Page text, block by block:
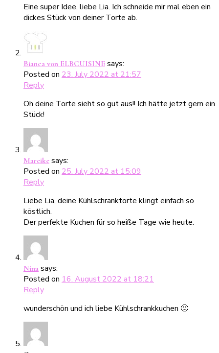
Eine super Idee, liebe Lia. Ich schneide mir mal eben ein
dickes Stück von deiner Torte ab.
Bianca von ELBCUISINE says:
Posted on 23. July 2022 at 21:57
Reply
Oh deine Torte sieht so gut aus!! Ich hätte jetzt gern ein
Stück!
Mareike says:
Posted on 25. July 2022 at 15:09
Reply
Liebe Lia, deine Kühlschranktorte klingt einfach so
köstlich.
Der perfekte Kuchen für so heiße Tage wie heute.
Nina says:
Posted on 16. August 2022 at 18:21
Reply
wunderschön und ich liebe Kühlschrankkuchen 🙂